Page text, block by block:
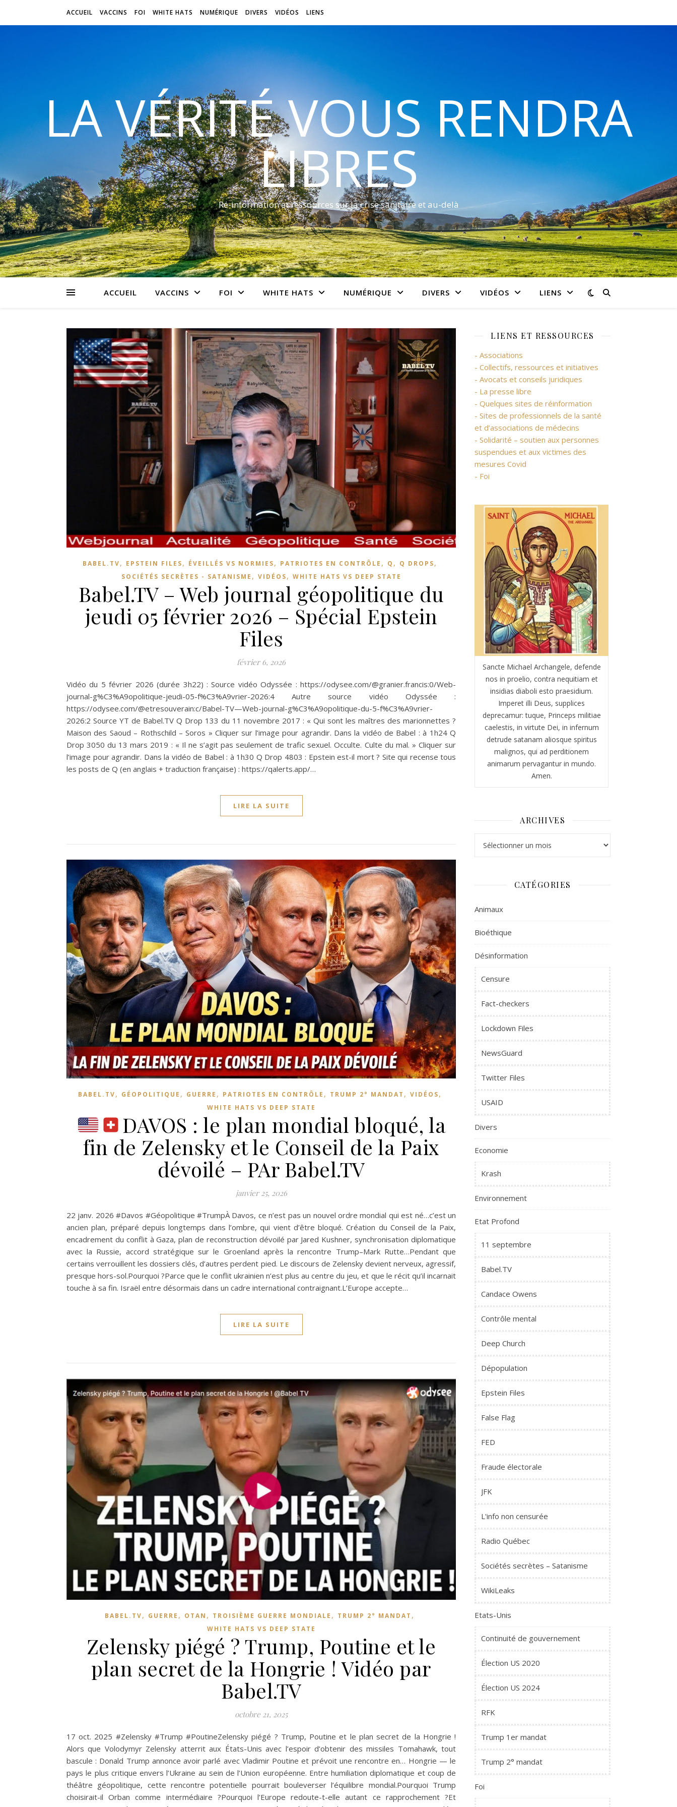
ACCUEIL VACCINS FOI WHITE HATS NUMÉRIQUE DIVERS VIDÉOS LIENS
LA VÉRITÉ VOUS RENDRA
LIBRES
Ré-information et ressources sur la crise sanitaire et au-delà
ACCUEIL VACCINS FOI WHITE HATS NUMÉRIQUE DIVERS VIDÉOS LIENS
BABEL.TV, EPSTEIN FILES, ÉVEILLÉS VS NORMIES, PATRIOTES EN CONTRÔLE , Q , Q DROPS,
SOCIÉTÉS SECRÈTES - SATANISME , VIDÉOS, WHITE HATS VS DEEP STATE
Babel.TV – Web journal géopolitique du
jeudi 05 février 2026 – Spécial Epstein
Files
février 6, 2026
Vidéo du 5 février 2026 (durée 3h22) : Source vidéo Odyssée : https://odysee.com/@granier.francis:0/Web-
journal-g%C3%A9opolitique-jeudi-05-f%C3%A9vrier-2026:4 Autre source vidéo Odyssée :
https://odysee.com/@etresouverain:c/Babel-TV—Web-journal-g%C3%A9opolitique-du-5-f%C3%A9vrier-
2026:2 Source YT de Babel.TV Q Drop 133 du 11 novembre 2017 : « Qui sont les maîtres des marionnettes ?
Maison des Saoud – Rothschild – Soros » Cliquer sur l’image pour agrandir. Dans la vidéo de Babel : à 1h24 Q
Drop 3050 du 13 mars 2019 : « Il ne s’agit pas seulement de trafic sexuel. Occulte. Culte du mal. » Cliquer sur
l’image pour agrandir. Dans la vidéo de Babel : à 1h30 Q Drop 4803 : Epstein est-il mort ? Site qui recense tous
les posts de Q (en anglais + traduction française) : https://qalerts.app/…
LIRE LA SUITE
BABEL.TV, GÉOPOLITIQUE , GUERRE , PATRIOTES EN CONTRÔLE , TRUMP 2° MANDAT , VIDÉOS,
WHITE HATS VS DEEP STATE
DAVOS : le plan mondial bloqué, la
fin de Zelensky et le Conseil de la Paix
dévoilé – PAr Babel.TV
janvier 25, 2026
22 janv. 2026 #Davos #Géopolitique #TrumpÀ Davos, ce n’est pas un nouvel ordre mondial qui est né…c’est un
ancien plan, préparé depuis longtemps dans l’ombre, qui vient d’être bloqué. Création du Conseil de la Paix,
encadrement du conflit à Gaza, plan de reconstruction dévoilé par Jared Kushner, synchronisation diplomatique
avec la Russie, accord stratégique sur le Groenland après la rencontre Trump–Mark Rutte…Pendant que
certains verrouillent les dossiers clés, d’autres perdent pied. Le discours de Zelensky devient nerveux, agressif,
presque hors-sol.Pourquoi ?Parce que le conflit ukrainien n’est plus au centre du jeu, et que le récit qu’il incarnait
touche à sa fin. Israël entre désormais dans un cadre international contraignant.L’Europe accepte…
LIRE LA SUITE
BABEL.TV, GUERRE , OTAN , TROISIÈME GUERRE MONDIALE , TRUMP 2° MANDAT ,
WHITE HATS VS DEEP STATE
Zelensky piégé ? Trump, Poutine et le
plan secret de la Hongrie ! Vidéo par
Babel.TV
octobre 21, 2025
17 oct. 2025 #Zelensky #Trump #PoutineZelensky piégé ? Trump, Poutine et le plan secret de la Hongrie !
Alors que Volodymyr Zelensky atterrit aux États-Unis avec l’espoir d’obtenir des missiles Tomahawk, tout
bascule : Donald Trump annonce avoir parlé avec Vladimir Poutine et prévoit une rencontre en… Hongrie — le
pays le plus critique envers l’Ukraine au sein de l’Union européenne. Entre humiliation diplomatique et coup de
théâtre géopolitique, cette rencontre potentielle pourrait bouleverser l’équilibre mondial.Pourquoi Trump
choisirait-il Orban comme intermédiaire ?Pourquoi l’Europe redoute-t-elle autant ce rapprochement ?Et
LIENS ET RESSOURCES
- Associations
- Collectifs, ressources et initiatives
- Avocats et conseils juridiques
- La presse libre
- Quelques sites de réinformation
- Sites de professionnels de la santé
et d’associations de médecins
- Solidarité – soutien aux personnes
suspendues et aux victimes des
mesures Covid
- Foi
Sancte Michael Archangele, defende
nos in proelio, contra nequitiam et
insidias diaboli esto praesidium.
Imperet illi Deus, supplices
deprecamur: tuque, Princeps militiae
caelestis, in virtute Dei, in infernum
detrude satanam aliosque spiritus
malignos, qui ad perditionem
animarum pervagantur in mundo.
Amen.
ARCHIVES
CATÉGORIES
Animaux
Bioéthique
Désinformation
Censure
Fact-checkers
Lockdown Files
NewsGuard
Twitter Files
USAID
Divers
Economie
Krash
Environnement
Etat Profond
11 septembre
Babel.TV
Candace Owens
Contrôle mental
Deep Church
Dépopulation
Epstein Files
False Flag
FED
Fraude électorale
JFK
L'info non censurée
Radio Québec
Sociétés secrètes – Satanisme
WikiLeaks
Etats-Unis
Continuité de gouvernement
Élection US 2020
Élection US 2024
RFK
Trump 1er mandat
Trump 2° mandat
Foi